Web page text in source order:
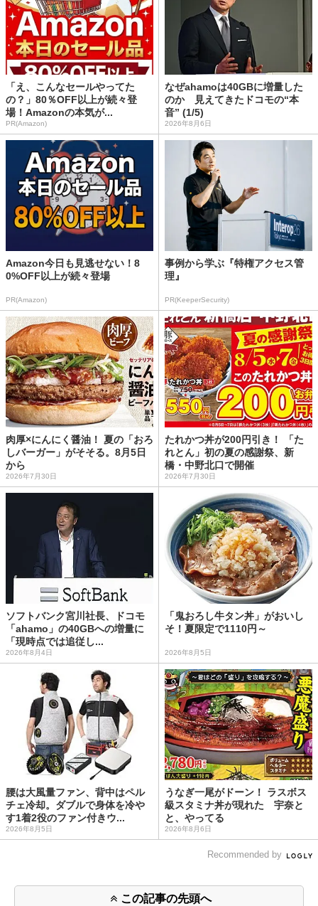
「え、こんなセールやってた
の？」80％OFF以上が続々登
場！Amazonの本気が...
PR(Amazon)
なぜahamoは40GBに増量した
のか 見えてきたドコモの“本
音” (1/5)
2026年8月6日
Amazon今日も見逃せない！8
0%OFF以上が続々登場
PR(Amazon)
事例から学ぶ『特権アクセス管
理』
PR(KeeperSecurity)
肉厚×にんにく醤油！ 夏の「おろ
しバーガー」がそそる。8月5日
から
2026年7月30日
たれかつ丼が200円引き！ 「た
れとん」初の夏の感謝祭、新
橋・中野北口で開催
2026年7月30日
ソフトバンク宮川社長、ドコモ
「ahamo」の40GBへの増量に
「現時点では追従し...
2026年8月4日
「鬼おろし牛タン丼」がおいし
そ！夏限定で1110円～
2026年8月5日
腰は大風量ファン、背中はペル
チェ冷却。ダブルで身体を冷や
す1着2役のファン付きウ...
2026年8月5日
うなぎ一尾がドーン！ ラスボス
級スタミナ丼が現れた 宇奈と
と、やってる
2026年8月6日
Recommended by
この記事の先頭へ